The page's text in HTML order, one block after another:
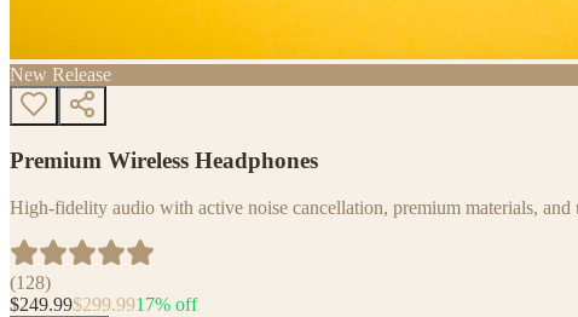
New Release
Premium Wireless Headphones
High-fidelity audio with active noise cancellation, premium materials,
(128)
$249.99$299.9917% off